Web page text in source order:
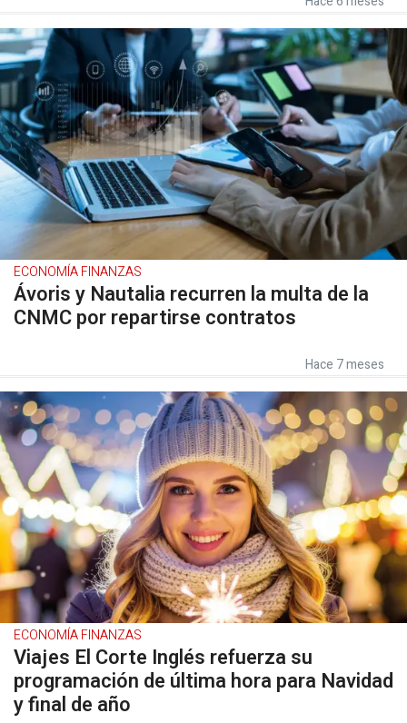
ECONOMÍA FINANZAS
Ávoris y Nautalia recurren la multa de la
CNMC por repartirse contratos
Hace 7 meses
ECONOMÍA FINANZAS
Viajes El Corte Inglés refuerza su
programación de última hora para Navidad
y final de año